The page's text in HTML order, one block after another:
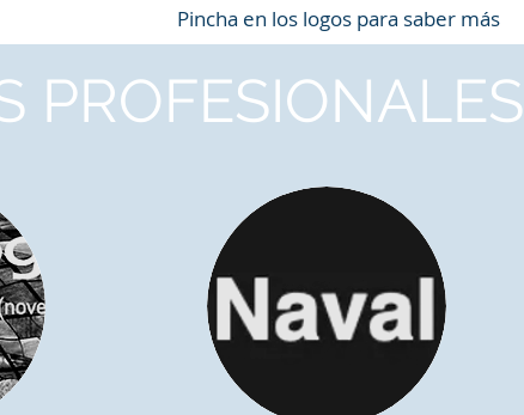
Pincha en los logos para saber más
PROFESIONALES